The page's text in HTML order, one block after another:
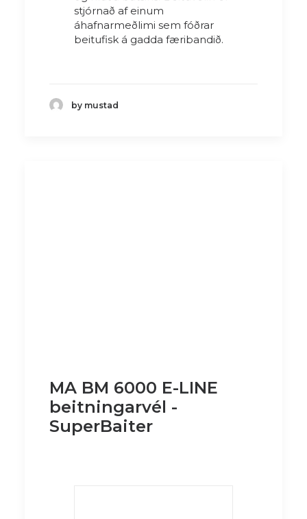
stjórnað af einum
áhafnarmeðlimi sem fóðrar
beitufisk á gadda færibandið.
by mustad
MA BM 6000 E-LINE
beitningarvél -
SuperBaiter